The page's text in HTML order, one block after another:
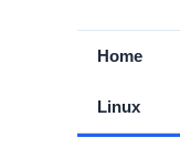
Home
Linux